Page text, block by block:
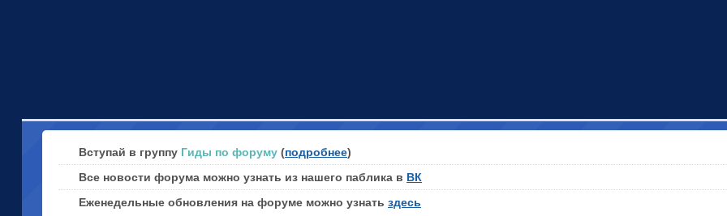
Вступай в группу Гиды по форуму (подробнее)
Все новости форума можно узнать из нашего паблика в ВК
Еженедельные обновления на форуме можно узнать здесь